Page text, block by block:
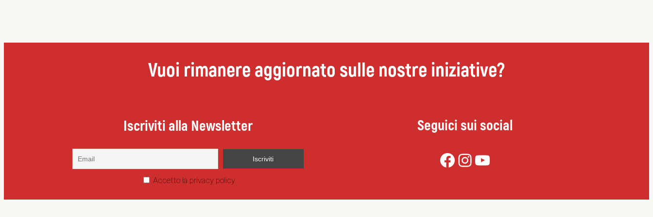
Vuoi rimanere aggiornato sulle nostre iniziative?
Iscriviti alla Newsletter
Accetto la privacy policy
Seguici sui social
Facebook InstagramYouTube